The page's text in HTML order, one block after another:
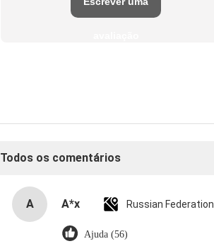
Todos os comentários
A A*x Russian Federation
Ajuda (56)